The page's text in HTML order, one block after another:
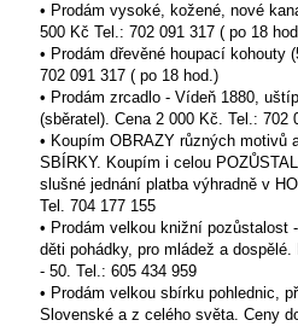
• Prodám vysoké, kožené, nové
500 Kč Tel.: 702 091 317 ( po 18
• Prodám dřevěné houpací kohouty
702 091 317 ( po 18 hod.)
• Prodám zrcadlo - Vídeň 1880,
(sběratel). Cena 2 000 Kč. Tel.: 702
• Koupím OBRAZY různých motivů
SBÍRKY. Koupím i celou
slušné jednání platba výhradně v
Tel. 704 177 155
• Prodám velkou knižní pozůstalost
děti pohádky, pro mládež a
- 50. Tel.: 605 434 959
• Prodám velkou sbírku pohlednic,
Slovenské a z celého světa. Ceny